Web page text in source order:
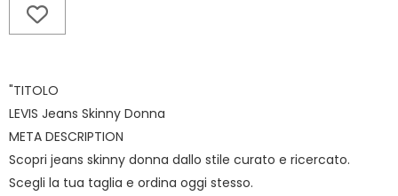
"TITOLO
LEVIS Jeans Skinny Donna
META DESCRIPTION
Scopri jeans skinny donna dallo stile curato e ricercato.
Scegli la tua taglia e ordina oggi stesso.